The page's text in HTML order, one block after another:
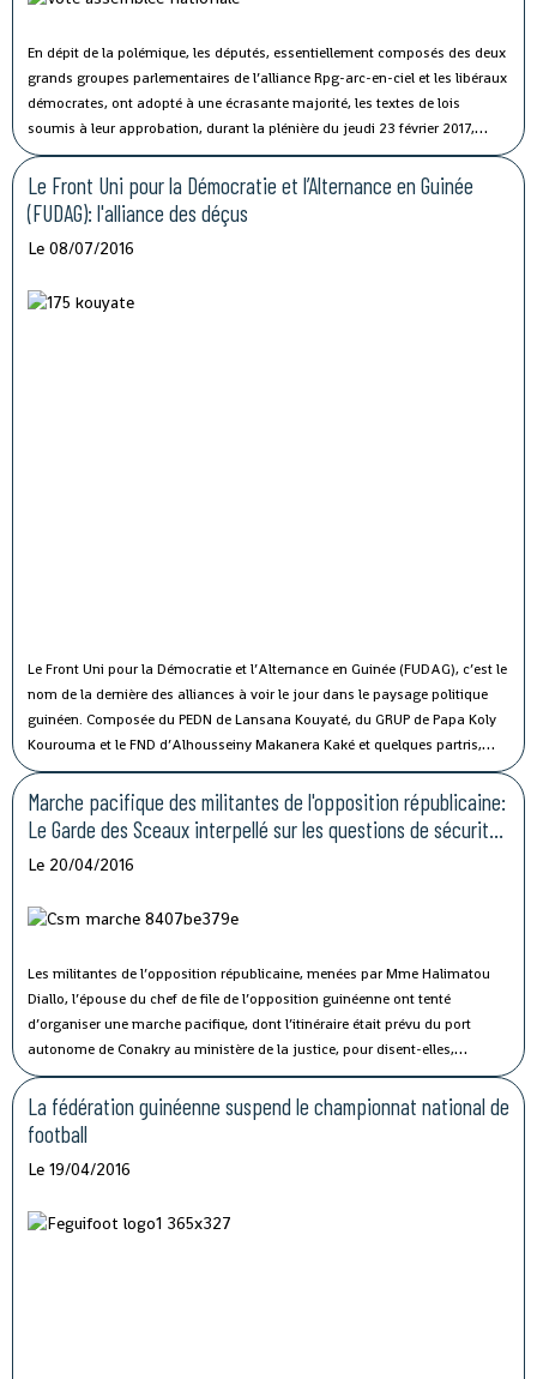
En dépit de la polémique, les députés, essentiellement composés des deux
grands groupes parlementaires de l’alliance Rpg-arc-en-ciel et les libéraux
démocrates, ont adopté à une écrasante majorité, les textes de lois
soumis à leur approbation, durant la plénière du jeudi 23 février 2017,
consacrée à l’examen et à l’adoption du code électoral révisé, du code des
collectivités locales et la nouvelle loi portant sur la cour suprême.
Le Front Uni pour la Démocratie et l’Alternance en Guinée
(FUDAG): l'alliance des déçus
Le 08/07/2016
Le Front Uni pour la Démocratie et l’Alternance en Guinée (FUDAG), c’est le
nom de la dernière des alliances à voir le jour dans le paysage politique
guinéen. Composée du PEDN de Lansana Kouyaté, du GRUP de Papa Koly
Kourouma et le FND d’Alhousseiny Makanera Kaké et quelques partris,
mouvements de soutien et associations, dont la majorité est
constituée d’anciens alliés politiques du pouvoir, qui ont depuis, pris leur
distance avec la mouvance présidentielle, pour cause de divergences, cette
nouvelle alliance entend déosormais, jouer pleinement
l'arrène politique.
Marche pacifique des militantes de l'opposition républicaine:
Le Garde des Sceaux interpellé sur les questions de sécurité
et de justice
Le 20/04/2016
Les militantes de l’opposition républicaine, menées par Mme Halimatou
Diallo, l’épouse du chef de file de l’opposition guinéenne ont tenté
d’organiser une marche pacifique, dont l’itinéraire était prévu du port
autonome de Conakry au ministère de la justice, pour disent-elles,
réclamer «Justice pour les victimes des violences politiques, libération des
responsables et militants de l’Opposition politique arbitrairement
détenus. ».
La fédération guinéenne suspend le championnat national de
football
Le 19/04/2016